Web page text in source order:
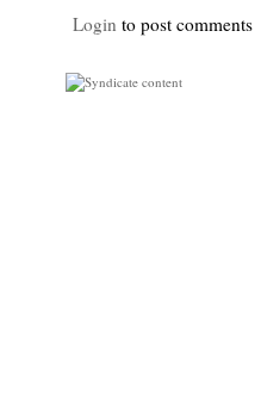
Login to post comments